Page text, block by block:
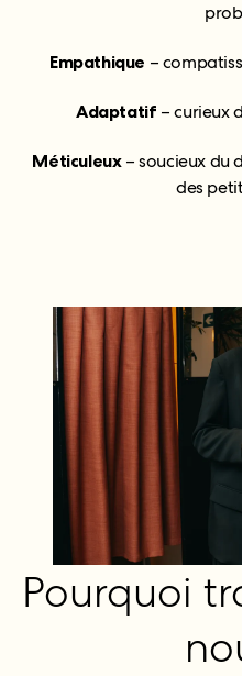
Empathique –
Adaptatif – curieux
Méticuleux– soucieux du
des
Pourquoi